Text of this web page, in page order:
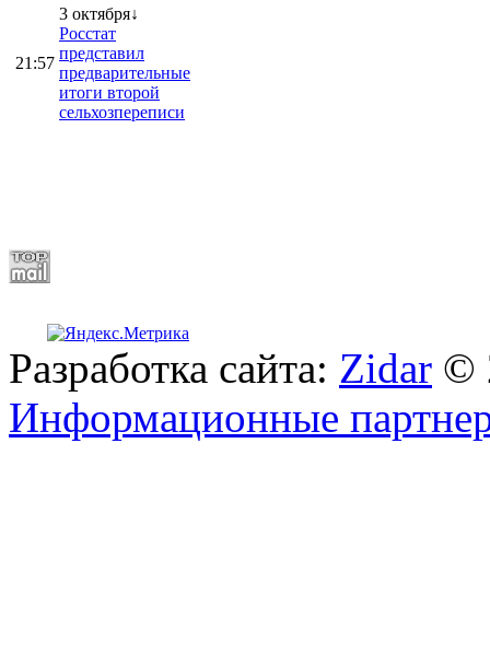
21:57
3 октября↓
Росстат
представил
предварительные
итоги второй
сельхозпереписи
Разработка сайта: Zidar ©
Информационные